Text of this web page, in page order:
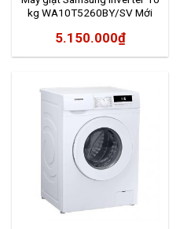
kg WA10T5260BY/SV Mới
5.150.000₫